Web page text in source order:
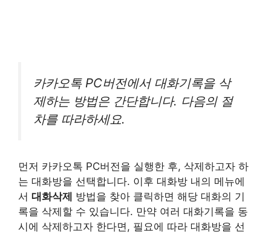
카카오톡 PC버전에서 대화기록을 삭
제하는 방법은 간단합니다. 다음의 절
차를 따라하세요.
먼저 카카오톡 PC버전을 실행한 후, 삭제하고자 하
는 대화방을 선택합니다. 이후 대화방 내의 메뉴에
서 대화삭제 방법을 찾아 클릭하면 해당 대화의 기
록을 삭제할 수 있습니다. 만약 여러 대화기록을 동
시에 삭제하고자 한다면, 필요에 따라 대화방을 선